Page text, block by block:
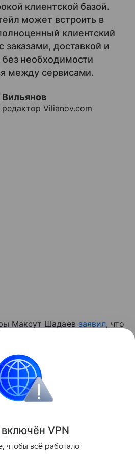
клиентской базой.
может встроить в
клиентский
заказами, доставкой и
необходимости
между сервисами.
Вильянов
редактор Vilianov.com
Максут Шадаев заявил, что
Мессенджер MAX
Поделиться
включён VPN
чтобы всё работало